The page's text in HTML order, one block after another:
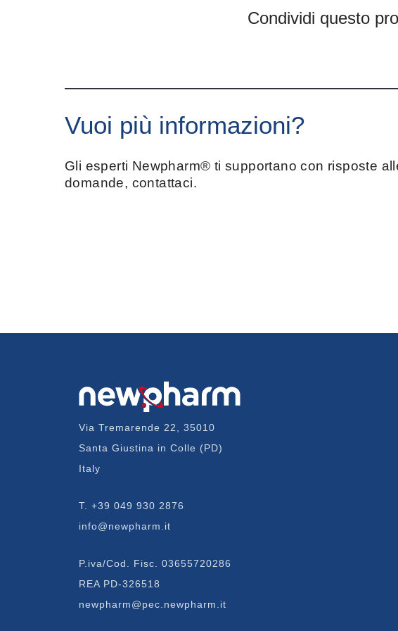
Condividi questo
Vuoi più informazioni?
Gli esperti Newpharm® ti supportano con risposte
domande, contattaci.
Via Tremarende 22, 35010
Santa Giustina in Colle (PD)
Italy
T. +39 049 930 2876
info@newpharm.it
P.iva/Cod. Fisc. 03655720286
REA PD-326518
newpharm@pec.newpharm.it